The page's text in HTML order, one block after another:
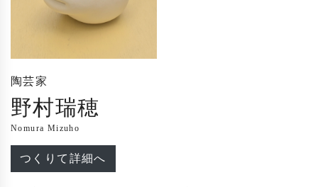
陶芸家
野村瑞穂
Nomura Mizuho
つくりて詳細へ